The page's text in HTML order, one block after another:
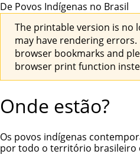
De Povos Indígenas no Brasil
The printable version is no
may have rendering
browser bookmarks and
browser print function
Onde estão?
Os povos indígenas
por todo o território brasileiro